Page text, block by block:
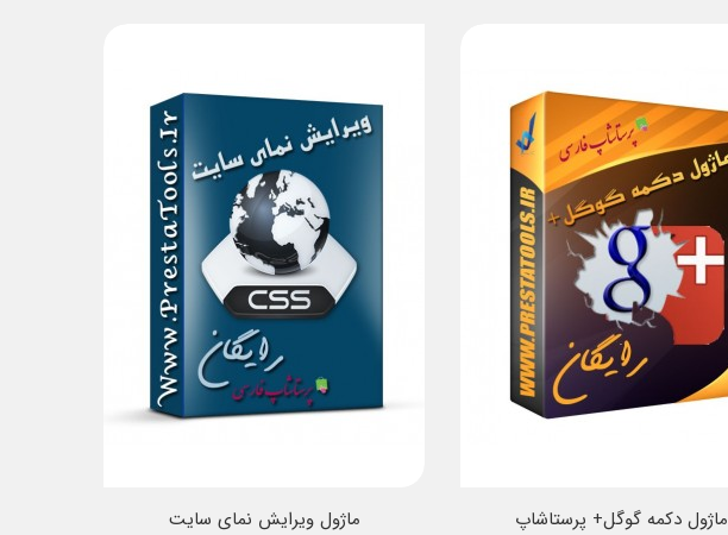
ماژول دکمه گوگل+ پرستاشاپ ماژول ویرایش نمای سایت